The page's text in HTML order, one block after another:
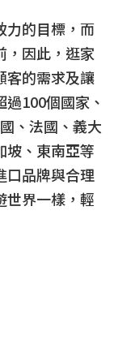
力的目標，而
，因此，逛家
客的需求及讓
100個國家、
、法國、義大
坡、東南亞等
口品牌與合理
世界一樣，輕